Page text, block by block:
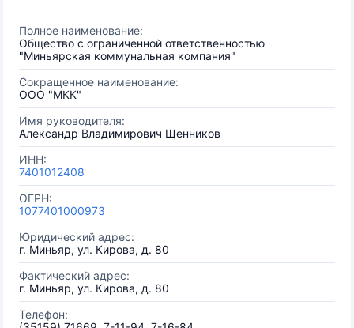
Полное наименование:
Общество с ограниченной ответственностью
"Миньярская коммунальная компания"
Сокращенное наименование:
ООО "МКК"
Имя руководителя:
Александр Владимирович Щенников
ИНН:
7401012408
ОГРН:
1077401000973
Юридический адрес:
г. Миньяр, ул. Кирова, д. 80
Фактический адрес:
г. Миньяр, ул. Кирова, д. 80
Телефон: